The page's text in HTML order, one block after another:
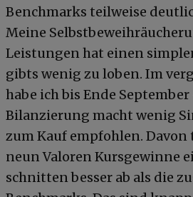
Benchmarks teilweise
Meine
Leistungen hat einen
gibts wenig zu loben. Im
habe ich bis Ende
Bilanzierung macht wenig
zum Kauf empfohlen.
neun Valoren Kursgewinne
schnitten besser ab als die